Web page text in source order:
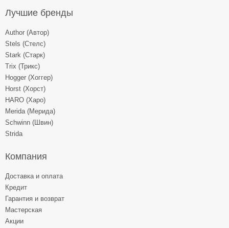
Лучшие бренды
Author (Автор)
Stels (Стелс)
Stark (Старк)
Trix (Трикс)
Hogger (Хоггер)
Horst (Хорст)
HARO (Харо)
Merida (Мерида)
Schwinn (Швин)
Strida
Компания
Доставка и оплата
Кредит
Гарантия и возврат
Мастерская
Акции